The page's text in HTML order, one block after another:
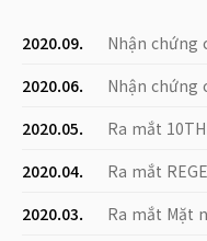
2020.09.
Nhận chứng
2020.06.
Nhận chứng
2020.05.
Ra mắt
2020.04.
Ra mắt
2020.03.
Ra mắt Mặt